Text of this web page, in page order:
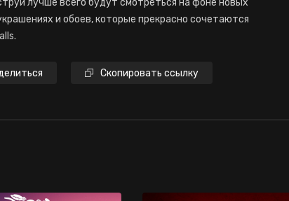
лучше всего будут смотреться на фоне новых
и обоев, которые прекрасно сочетаются
Скопировать ссылку